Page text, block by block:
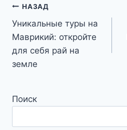
Навигация
по
записям
НАЗАД
Уникальные туры на
Маврикий: откройте
для себя рай на
земле
Поиск